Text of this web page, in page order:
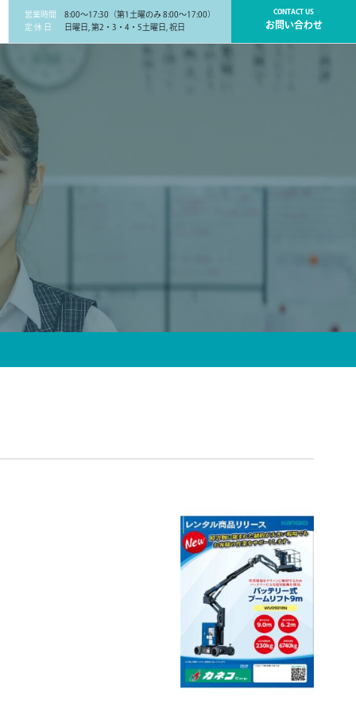
営業時間
8:00～17:30（第1土曜のみ 8:00～17:00）
定 休 日
日曜日, 第2・3・4・5土曜日, 祝日
CONTACT US
お問い合わせ